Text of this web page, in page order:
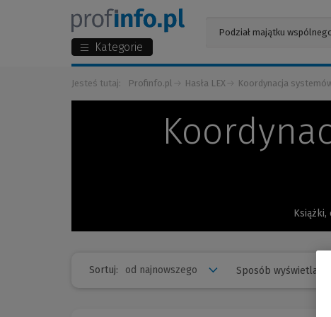
Kategorie
Jesteś tutaj: Profinfo.pl Hasła LEX Koordynacja
Sortuj: Sposób wyświetlania